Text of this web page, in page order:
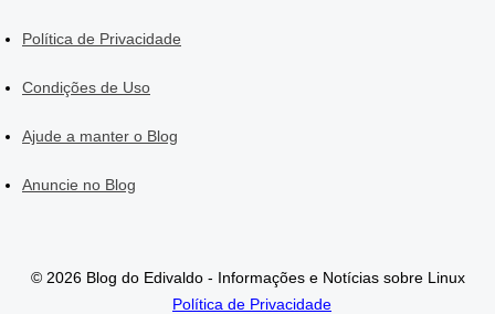
Política de Privacidade
Condições de Uso
Ajude a manter o Blog
Anuncie no Blog
© 2026 Blog do Edivaldo - Informações e Notícias sobre Linux
Política de Privacidade